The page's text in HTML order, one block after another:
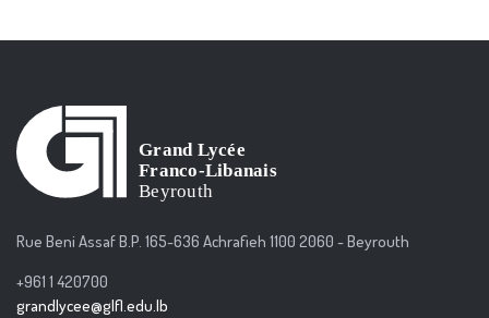
Rue Beni Assaf B.P. 165-636 Achrafieh 1100 2060 - Beyrouth
+961 1 420700
grandlycee@glfl.edu.lb